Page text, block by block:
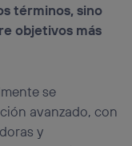
términos, sino
objetivos más
se
avanzado, con
y
seleccionando
esta página web o